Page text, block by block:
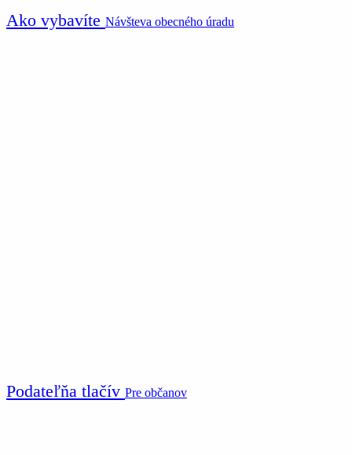
Ako vybavíte Návšteva obecného úradu
Podateľňa tlačív Pre občanov